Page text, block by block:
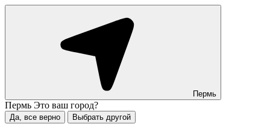
Пермь
Пермь Это ваш город?
Да, все верно Выбрать другой